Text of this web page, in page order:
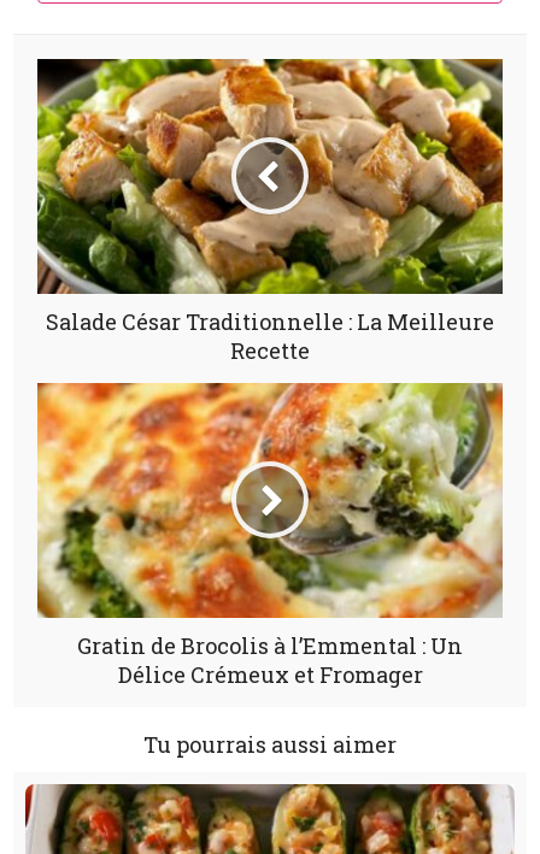
Salade César Traditionnelle : La Meilleure
Recette
Gratin de Brocolis à l’Emmental : Un
Délice Crémeux et Fromager
Tu pourrais aussi aimer